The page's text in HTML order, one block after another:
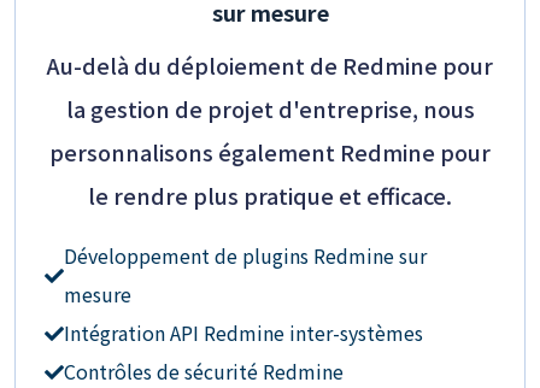
sur mesure
Au-delà du déploiement de Redmine pour
la gestion de projet d'entreprise, nous
personnalisons également Redmine pour
le rendre plus pratique et efficace.
Développement de plugins Redmine sur
mesure
Intégration API Redmine inter-systèmes
Contrôles de sécurité Redmine